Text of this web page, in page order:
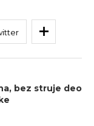
bez struje deo